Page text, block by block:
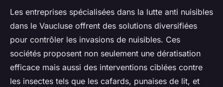
Les entreprises spécialisées dans la lutte anti nuisibles
dans le Vaucluse offrent des solutions diversifiées
pour contrôler les invasions de nuisibles. Ces
sociétés proposent non seulement une dératisation
efficace mais aussi des interventions ciblées contre
les insectes tels que les cafards, punaises de lit, et